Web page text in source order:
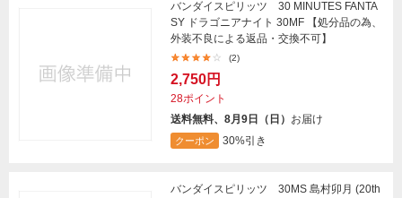
バンダイスピリッツ 30 MINUTES FANTA
SY ドラゴニアナイト 30MF 【処分品の為、
外装不良による返品・交換不可】
(2)
2,750円
28ポイント
送料無料、8月9日（日） お届け
クーポン 30%引き
バンダイスピリッツ 30MS 島村卯月 (20th